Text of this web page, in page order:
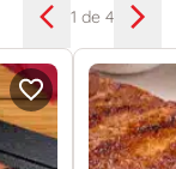
1 de 4